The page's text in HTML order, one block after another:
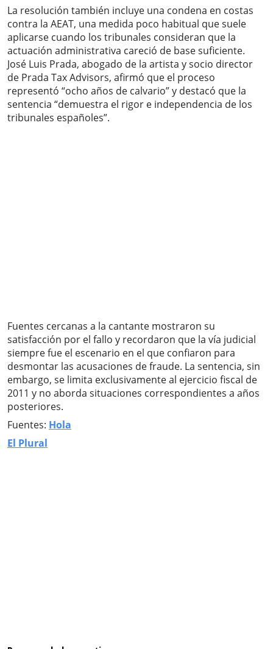
La resolución también incluye una condena en costas
contra la AEAT, una medida poco habitual que suele
aplicarse cuando los tribunales consideran que la
actuación administrativa careció de base suficiente.
José Luis Prada, abogado de la artista y socio director
de Prada Tax Advisors, afirmó que el proceso
representó “ocho años de calvario” y destacó que la
sentencia “demuestra el rigor e independencia de los
tribunales españoles”.
Fuentes cercanas a la cantante mostraron su
satisfacción por el fallo y recordaron que la vía judicial
siempre fue el escenario en el que confiaron para
desmontar las acusaciones de fraude. La sentencia, sin
embargo, se limita exclusivamente al ejercicio fiscal de
2011 y no aborda situaciones correspondientes a años
posteriores.
Fuentes: Hola
El Plural